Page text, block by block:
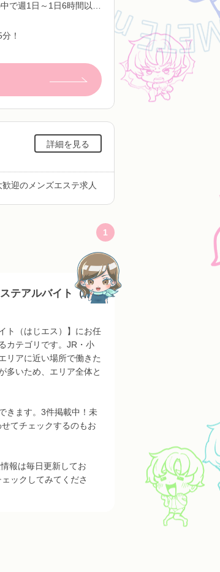
11：00～24：00の中で週1日～1日6時間以上～OK！ 遅番なら4.5時間よりOK！ 未経験の方は確実に技術を身に着けて頂くためにも週3日以上勤務できる方を優先採用とさせて頂いております。
！
詳細を見る
迎のメンズエステ求人
1
テアルバイト（は
ト（はじエス）】にお任
カテゴリです。JR・小
リアに近い場所で働きた
多いため、エリア全体と
きます。3件掲載中！未
てチェックするのもお
報は毎日更新してお
ックしてみてくださ